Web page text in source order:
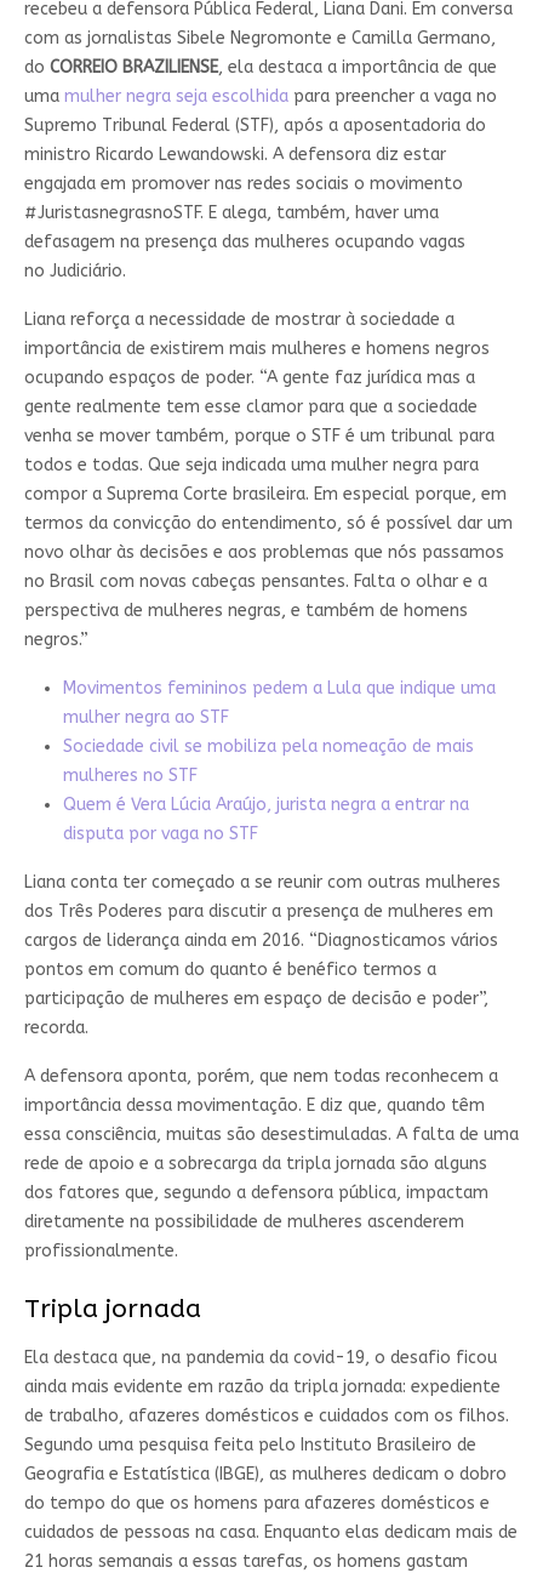
recebeu a defensora Pública Federal, Liana Dani. Em conversa
com as jornalistas Sibele Negromonte e Camilla Germano,
do CORREIO BRAZILIENSE, ela destaca a importância de que
uma mulher negra seja escolhidapara preencher a vaga no
Supremo Tribunal Federal (STF), após a aposentadoria do
ministro Ricardo Lewandowski. A defensora diz estar
engajada em promover nas redes sociais o movimento
#JuristasnegrasnoSTF. E alega, também, haver uma
defasagem na presença das mulheres ocupando vagas
no Judiciário.
Liana reforça a necessidade de mostrar à sociedade a
importância de existirem mais mulheres e homens negros
ocupando espaços de poder. “A gente faz jurídica mas a
gente realmente tem esse clamor para que a sociedade
venha se mover também, porque o STF é um tribunal para
todos e todas. Que seja indicada uma mulher negra para
compor a Suprema Corte brasileira. Em especial porque, em
termos da convicção do entendimento, só é possível dar um
novo olhar às decisões e aos problemas que nós passamos
no Brasil com novas cabeças pensantes. Falta o olhar e a
perspectiva de mulheres negras, e também de homens
negros.”
Movimentos femininos pedem a Lula que indique uma
mulher negra ao STF
Sociedade civil se mobiliza pela nomeação de mais
mulheres no STF
Quem é Vera Lúcia Araújo, jurista negra a entrar na
disputa por vaga no STF
Liana conta ter começado a se reunir com outras mulheres
dos Três Poderes para discutir a presença de mulheres em
cargos de liderança ainda em 2016. “Diagnosticamos vários
pontos em comum do quanto é benéfico termos a
participação de mulheres em espaço de decisão e poder”,
recorda.
A defensora aponta, porém, que nem todas reconhecem a
importância dessa movimentação. E diz que, quando têm
essa consciência, muitas são desestimuladas. A falta de uma
rede de apoio e a sobrecarga da tripla jornada são alguns
dos fatores que, segundo a defensora pública, impactam
diretamente na possibilidade de mulheres ascenderem
profissionalmente.
Tripla jornada
Ela destaca que, na pandemia da covid-19, o desafio ficou
ainda mais evidente em razão da tripla jornada: expediente
de trabalho, afazeres domésticos e cuidados com os filhos.
Segundo uma pesquisa feita pelo Instituto Brasileiro de
Geografia e Estatística (IBGE), as mulheres dedicam o dobro
do tempo do que os homens para afazeres domésticos e
cuidados de pessoas na casa. Enquanto elas dedicam mais de
21 horas semanais a essas tarefas, os homens gastam